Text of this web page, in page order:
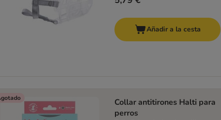
Añadir a la cesta
Collar antitirones Halti para
perros